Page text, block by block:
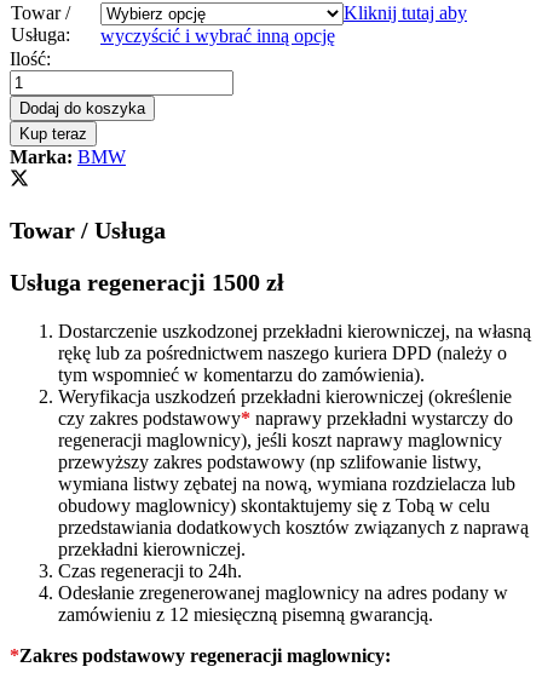
Towar /
Usługa:
Kliknij tutaj aby
wyczyścić i wybrać inną opcję
Przekładnia
kierownicza
-
maglownica
BMW
X5
F15
-
quantity
Ilość:
Dodaj do koszyka
Kup teraz
Marka: BMW
Towar / Usługa
Usługa regeneracji 1500 zł
Dostarczenie uszkodzonej przekładni kierowniczej, na własną
rękę lub za pośrednictwem naszego kuriera DPD (należy o
tym wspomnieć w komentarzu do zamówienia).
Weryfikacja uszkodzeń przekładni kierowniczej (określenie
czy zakres podstawowy* naprawy przekładni wystarczy do
regeneracji maglownicy), jeśli koszt naprawy maglownicy
przewyższy zakres podstawowy (np szlifowanie listwy,
wymiana listwy zębatej na nową, wymiana rozdzielacza lub
obudowy maglownicy) skontaktujemy się z Tobą w celu
przedstawiania dodatkowych kosztów związanych z naprawą
przekładni kierowniczej.
Czas regeneracji to 24h.
Odesłanie zregenerowanej maglownicy na adres podany w
zamówieniu z 12 miesięczną pisemną gwarancją.
*Zakres podstawowy regeneracji maglownicy: